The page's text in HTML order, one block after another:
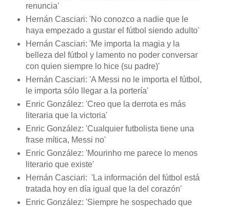
renuncia'
Hernán Casciari: 'No conozco a nadie que le
haya empezado a gustar el fútbol siendo adulto'
Hernán Casciari: 'Me importa la magia y la
belleza del fútbol y lamento no poder conversar
con quien siempre lo hice (su padre)'
Hernán Casciari: 'A Messi no le importa el fútbol,
le importa sólo llegar a la portería'
Enric González: 'Creo que la derrota es más
literaria que la victoria'
Enric González: 'Cualquier futbolista tiene una
frase mítica, Messi no'
Enric González: 'Mourinho me parece lo menos
literario que existe'
Hernán Casciari: 'La información del fútbol está
tratada hoy en día igual que la del corazón'
Enric González: 'Siempre he sospechado que